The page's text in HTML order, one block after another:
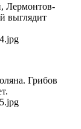
Лермонтов-
выглядит
Грибов